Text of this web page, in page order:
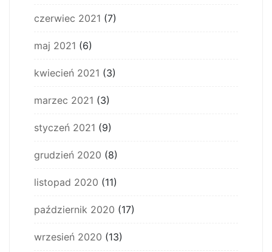
czerwiec 2021 (7)
maj 2021 (6)
kwiecień 2021 (3)
marzec 2021 (3)
styczeń 2021 (9)
grudzień 2020 (8)
listopad 2020 (11)
październik 2020 (17)
wrzesień 2020 (13)